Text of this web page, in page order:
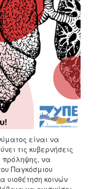
είναι να
τις κυβερνήσεις
πρόληψης, να
Παγκόσμιου
υιοθέτηση κοινών